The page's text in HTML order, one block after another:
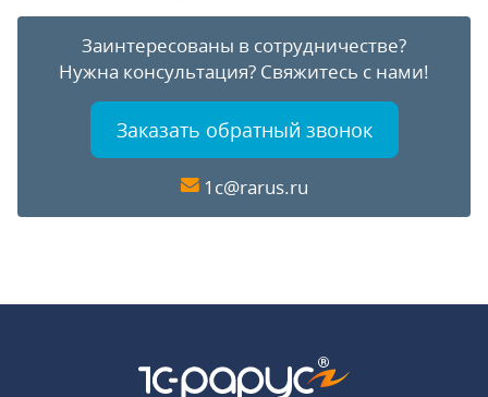
Заинтересованы в сотрудничестве?
Нужна консультация? Свяжитесь с нами!
Заказать обратный звонок
1c@rarus.ru